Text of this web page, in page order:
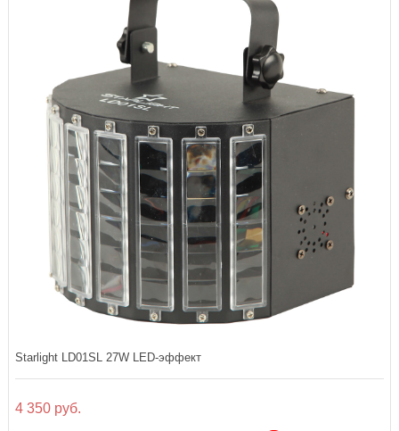
Starlight LD01SL 27W LED-эффект
4 350 руб.